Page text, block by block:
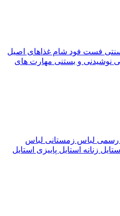
فست فود شام غذاهای اصیل
نوشیدنی و بستنی مهارت های
رسمی لباس زمستانی لباس
استایل زنانه استایل پاییزی استایل